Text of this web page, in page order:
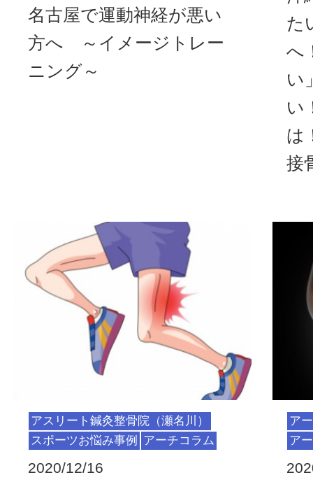
名古屋で運動神経が悪い
方へ ～イメージトレー
ニング～
た
へ
い
い
は
接
アスリート鍼灸整骨院（瀬名川）
スポーツお悩み事例
アーチコラム
2020/12/16
ア
ア